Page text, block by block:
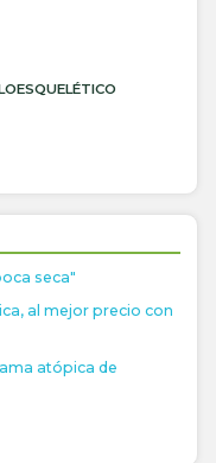
seca"
al mejor precio con
atópica de